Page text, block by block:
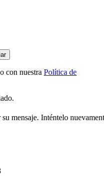
con nuestra Política de
mensaje. Inténtelo